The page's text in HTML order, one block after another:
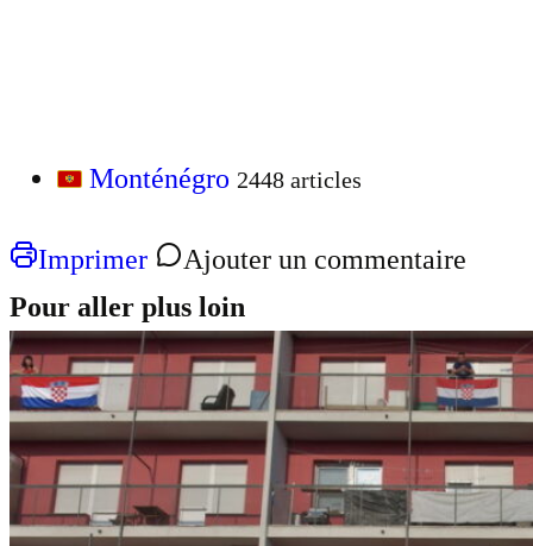
Monténégro 2448 articles
Imprimer
Ajouter un commentaire
Pour aller plus loin